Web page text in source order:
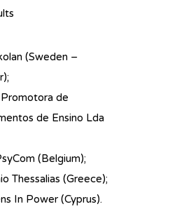
(Sweden –
de
de Ensino Lda
(Belgium);
Thessalias (Greece);
In Power (Cyprus).